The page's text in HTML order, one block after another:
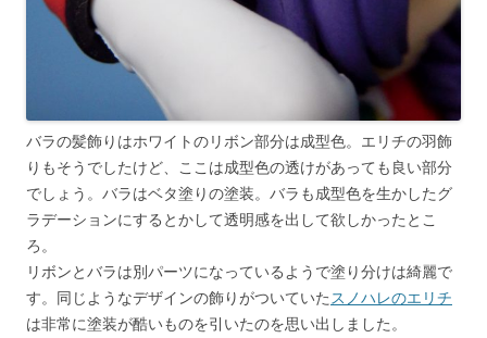
バラの髪飾りはホワイトのリボン部分は成型色。エリチの羽飾
りもそうでしたけど、ここは成型色の透けがあっても良い部分
でしょう。バラはベタ塗りの塗装。バラも成型色を生かしたグ
ラデーションにするとかして透明感を出して欲しかったとこ
ろ。
リボンとバラは別パーツになっているようで塗り分けは綺麗で
す。同じようなデザインの飾りがついていた スノハレのエリチ
は非常に塗装が酷いものを引いたのを思い出しました。